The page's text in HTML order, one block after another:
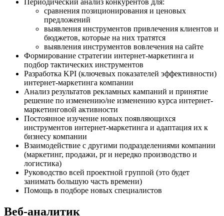
сравнения позиционирования и ценовых
предложений
выявления инструментов привлечения клиентов и
бюджетов, которые на них тратятся
выявления инструментов вовлечения на сайте
Формирование стратегии интернет-маркетинга и
подбор тактических инструментов
Разработка KPI (ключевых показателей эффективности)
интернет-маркетинга компании
Анализ результатов рекламных кампаний и принятие
решение по изменению/не изменению курса интернет-
маркетинговой активности
Постоянное изучение новых появляющихся
инструментов интернет-маркетинга и адаптация их к
бизнесу компании
Взаимодействие с другими подразделениями компании
(маркетинг, продажи, pr и нередко производство и
логистика)
Руководство всей проектной группой (это будет
занимать большую часть времени)
Помощь в подборе новых специалистов
Веб-аналитик